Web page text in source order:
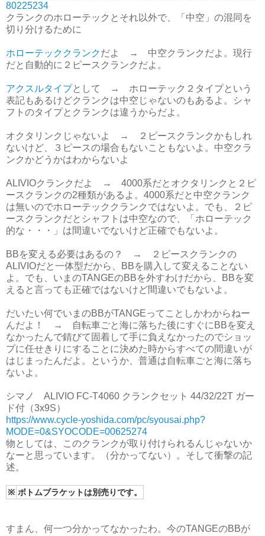
80225234
クランクのホローテックとそれ以外で、「中空」の混同を
切り分けるために
ホローテッククランク だよ → 中空クランクだよ。現行
だと自動的に２ピースクランクだよ。
アクスルタイプとして → ホローテック２タイプという
表記もあるけどクランクは中空じゃないのもあるよ。シャ
フトのタイプとクランクは違うからだよ。
オクタリンクじゃないよ → ２ピースクランクかもしれ
ないけど、３ピースの場合もないこともないよ。中空クラ
ンクかどうかはわからないよ
ALIVIOクランクだよ → 4000系だとオクタリンクと２ピ
ースクランクの2種類があるよ。4000系だと中空クランク
は無いのでホローテッククランクではないよ。でも、２ピ
ースクランクだとシャフトは中空なので、「ホローテック
的な・・・」は間違いでないけど正確でもないよ。
BBを変える必要はあるの？ → ２ピースクランクの
ALIVIOだと一体型だから、BBを購入して変えることない
よ。でも、いまのTANGEのBBを外すわけだから、BBを変
えると言っても正確ではないけど間違いでもないよ。
だいたい何でいまのBBがTANGEってことしかわからねー
んだよ！ → 自転車ごと海に落ちた後にすぐにBBを変え
なかったんで錆びて固着して手に負えなかったのでショッ
プに任せきりにすることに決めた時からすべての間違いが
はじまったんだよ。というか、普通は自転車ごと海に落ち
ないよ。
シマノ ALIVIO FC-T4060 クランクセット 44/32/22T ガー
ド付（3x9S）
https://www.cycle-yoshida.com/pc/syousai.php?
MODE=0&SYOCODE=00625274
物としては、このクランクが取り付けられるんじゃないか
なーと思っています。（分かってない）。そして衝撃の記
述。
※ ボトムブラケットは別売りです。
すまん、何一つ分かってなかったわ。今のTANGEのBBが